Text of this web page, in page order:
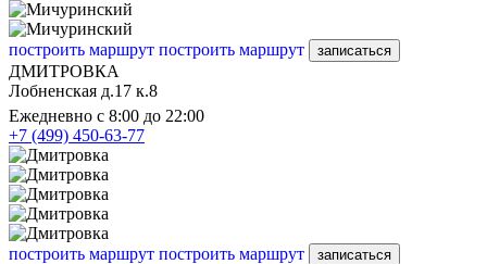
построить маршрут построить маршрут записаться
ДМИТРОВКА
Лобненская д.17 к.8
Ежедневно с 8:00 до 22:00
+7 (499) 450-63-77
построить маршрут построить маршрут записаться